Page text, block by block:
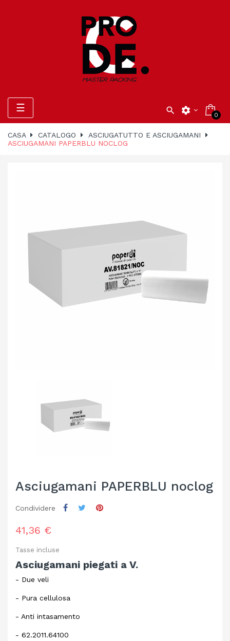
navigazione
Toggle
☰  settings 0
CASA CATALOGO
ASCIUGATUTTO E ASCIUGAMANI
ASCIUGAMANI PAPERBLU NOCLOG
Asciugamani PAPERBLU noclog
Condividere
41,36 €
Tasse incluse
Asciugamani piegati a V.
- Due veli
- Pura cellulosa
- Anti intasamento
- 62.2011.64100